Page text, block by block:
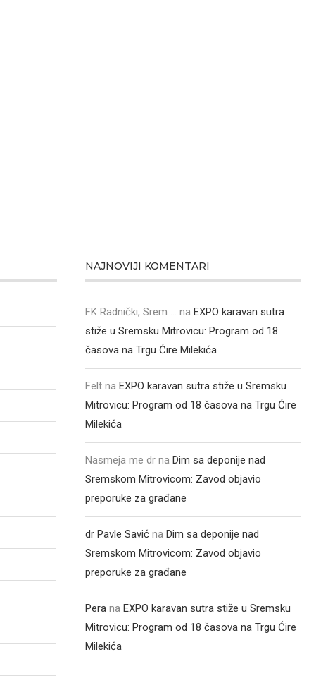
NAJNOVIJI KOMENTARI
FK Radnički, Srem ... naEXPO karavan sutra
stiže u Sremsku Mitrovicu: Program od 18
časova na Trgu Ćire Milekića
Felt naEXPO karavan sutra stiže u Sremsku
Mitrovicu: Program od 18 časova na Trgu Ćire
Milekića
Nasmeja me dr naDim sa deponije nad
Sremskom Mitrovicom: Zavod objavio
preporuke za građane
dr Pavle Savić naDim sa deponije nad
Sremskom Mitrovicom: Zavod objavio
preporuke za građane
Pera naEXPO karavan sutra stiže u Sremsku
Mitrovicu: Program od 18 časova na Trgu Ćire
Milekića